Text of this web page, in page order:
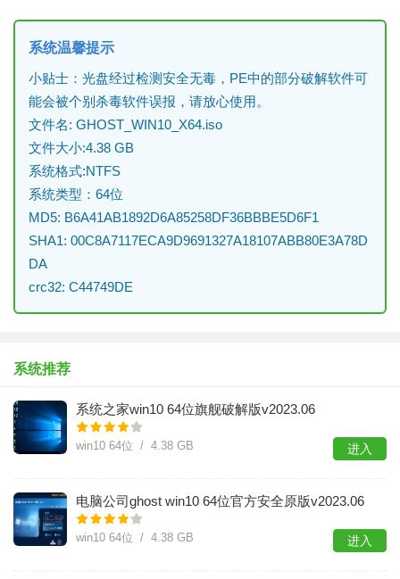
系统温馨提示
小贴士：光盘经过检测安全无毒，PE中的部分破解软件可
能会被个别杀毒软件误报，请放心使用。
文件名: GHOST_WIN10_X64.iso
文件大小:4.38 GB
系统格式:NTFS
系统类型：64位
MD5: B6A41AB1892D6A85258DF36BBBE5D6F1
SHA1: 00C8A7117ECA9D9691327A18107ABB80E3A78D
DA
crc32: C44749DE
系统推荐
系统之家win10 64位旗舰破解版v2023.06
win10 64位 / 4.38 GB 进入
电脑公司ghost win10 64位官方安全原版v2023.06
win10 64位 / 4.38 GB 进入